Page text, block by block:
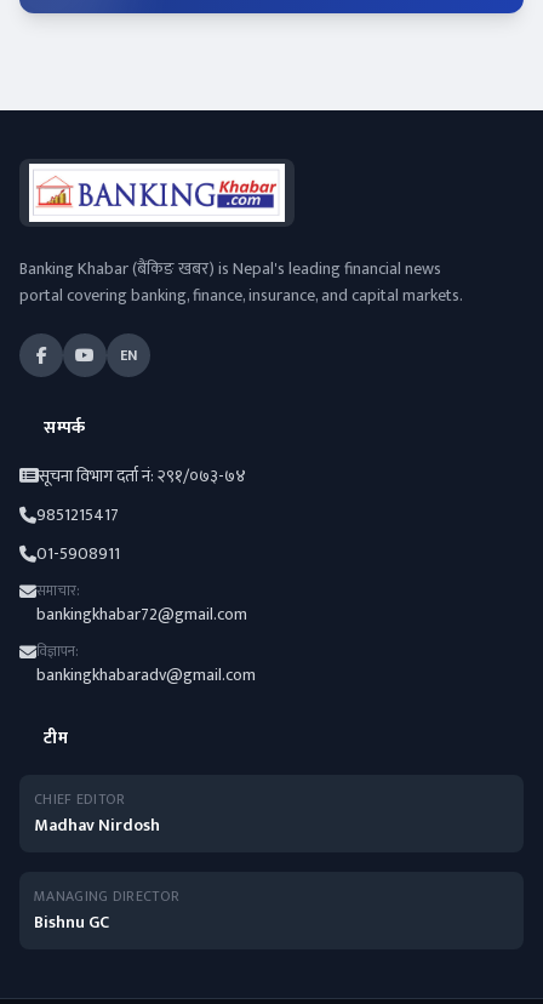
Banking Khabar (बैंकिङ खबर) is Nepal's leading financial news
portal covering banking, finance, insurance, and capital markets.
EN
सम्पर्क
सूचना विभाग दर्ता नं: २९१/०७३-७४
9851215417
01-5908911
समाचार:
bankingkhabar72@gmail.com
विज्ञापन:
bankingkhabaradv@gmail.com
टीम
CHIEF EDITOR
Madhav Nirdosh
MANAGING DIRECTOR
Bishnu GC